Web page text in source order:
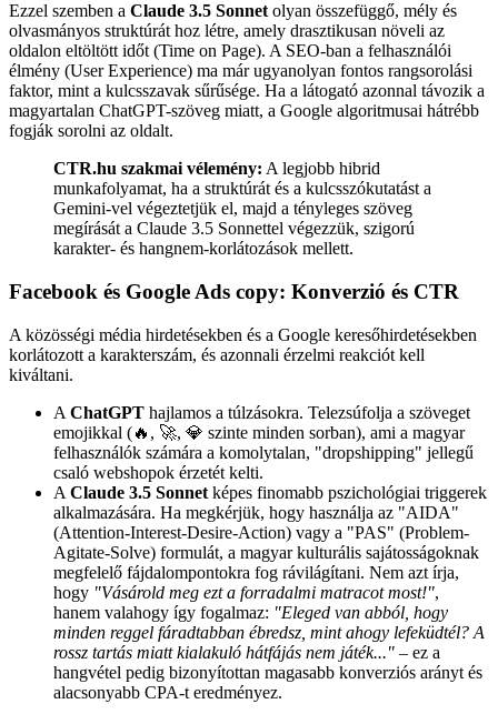
Ezzel szemben a Claude 3.5 Sonnet olyan összefüggő, mély és
olvasmányos struktúrát hoz létre, amely drasztikusan növeli az
oldalon eltöltött időt (Time on Page). A SEO-ban a felhasználói
élmény (User Experience) ma már ugyanolyan fontos rangsorolási
faktor, mint a kulcsszavak sűrűsége. Ha a látogató azonnal távozik a
magyartalan ChatGPT-szöveg miatt, a Google algoritmusai hátrébb
fogják sorolni az oldalt.
CTR.hu szakmai vélemény: A legjobb hibrid
munkafolyamat, ha a struktúrát és a kulcsszókutatást a
Gemini-vel végeztetjük el, majd a tényleges szöveg
megírását a Claude 3.5 Sonnettel végezzük, szigorú
karakter- és hangnem-korlátozások mellett.
Facebook és Google Ads copy: Konverzió és CTR
A közösségi média hirdetésekben és a Google keresőhirdetésekben
korlátozott a karakterszám, és azonnali érzelmi reakciót kell
kiváltani.
A ChatGPT hajlamos a túlzásokra. Telezsúfolja a szöveget
emojikkal (🔥, 🚀, 💎 szinte minden sorban), ami a magyar
felhasználók számára a komolytalan, "dropshipping" jellegű
csaló webshopok érzetét kelti.
A Claude 3.5 Sonnet képes finomabb pszichológiai triggerek
alkalmazására. Ha megkérjük, hogy használja az "AIDA"
(Attention-Interest-Desire-Action) vagy a "PAS" (Problem-
Agitate-Solve) formulát, a magyar kulturális sajátosságoknak
megfelelő fájdalompontokra fog rávilágítani. Nem azt írja,
hogy "Vásárold meg ezt a forradalmi matracot most!",
hanem valahogy így fogalmaz: "Eleged van abból, hogy
minden reggel fáradtabban ébredsz, mint ahogy lefeküdtél? A
rossz tartás miatt kialakuló hátfájás nem játék..." – ez a
hangvétel pedig bizonyítottan magasabb konverziós arányt és
alacsonyabb CPA-t eredményez.